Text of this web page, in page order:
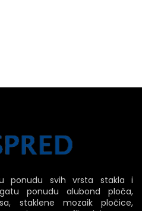
ponudu svih vrsta stakla i
ponudu alubond ploča,
staklene mozaik pločice,